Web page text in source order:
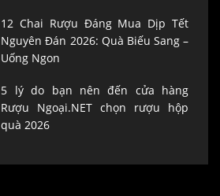
12 Chai Rượu Đáng Mua Dịp Tết
Nguyên Đán 2026: Quà Biếu Sang –
Uống Ngon
5 lý do bạn nên đến cửa hàng
Rượu Ngoại.NET chọn rượu hộp
quà 2026